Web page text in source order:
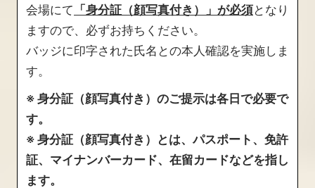
会場にて 「身分証（顔写真付き）」が必須となり
ますので、必ずお持ちください。
バッジに印字された氏名との本人確認を実施しま
す。
※ 身分証（顔写真付き）のご提示は各日で必要で
す。
※ 身分証（顔写真付き）とは、パスポート、免許
証、マイナンバーカード、在留カードなどを指し
ます。